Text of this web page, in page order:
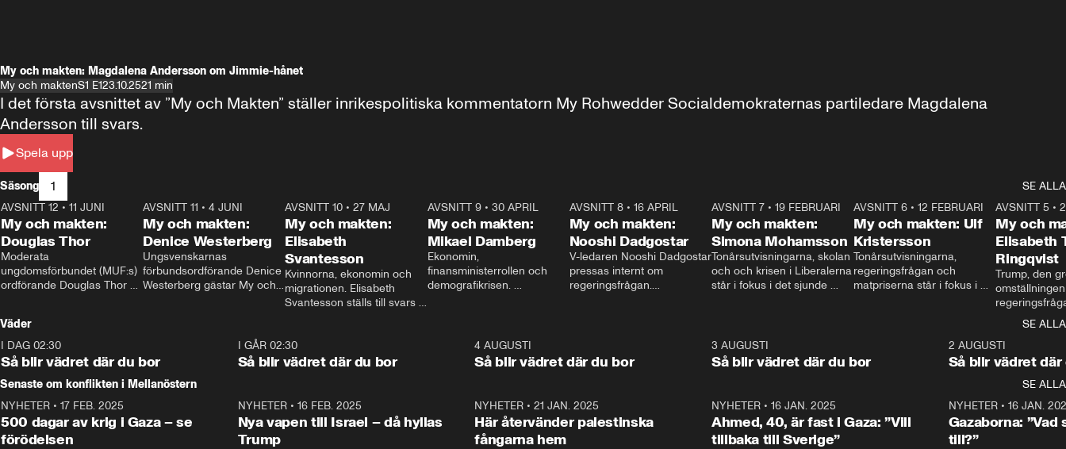
My och makten: Magdalena Andersson om Jimmie-hånet
My och maktenS1 E123.10.2521 min
Spela upp
I det första avsnittet av ”My och Makten” ställer inrikespolitiska kommentatorn My Rohwedder Socialdemokraternas partiledare Magdalena
Andersson till svars.
Säsong 1
SE ALLA
26:27
AVSNITT 12 • 11 JUNI
My och makten:
Douglas Thor
Moderata
ungdomsförbundet (MUF:s)
ordförande Douglas Thor
tonårsutvisningarna och hur
Moderaterna ska locka
väljare till valet i höst.
23:40
AVSNITT 11 •4 JUNI
My och makten:
Denice Westerberg
Ungsvenskarnas
förbundsordförande Denice
Westerberg gästar My och
AVSNITT 10 •27 MAJ
My och makten:
Elisabeth
Svantesson
Kvinnorna, ekonomin och
migrationen. Elisabeth
Svantesson ställs till svars
AVSNITT 9• 30 APRIL
My och makten:
Mikael Damberg
Ekonomin,
finansministerrollen och
demografikrisen.
och Makten.
AVSNITT 8• 16 APRIL
My och makten:
Nooshi Dadgostar
V-ledaren Nooshi Dadgostar
pressas internt om
regeringsfrågan.
– Vi ställer upp i val. Ska vi
vara med så sitter vi förstås
24:30
AVSNITT 7• 19 FEBRUARI
My och makten:
Simona Mohamsson
Tonårsutvisningarna, skolan
och och krisen i Liberalerna
står i fokus i det sjunde
kommentator My
Rohwedder ställer
utbildnings- och
Mohamsson till svars.
27:30
AVSNITT 6 •12 FEBRUARI
My och makten: Ulf
Kristersson
Tonårsutvisningarna,
regeringsfrågan och
matpriserna står i fokus i
Rohwedder ställer
statsminister Ulf Kristersson
AVSNITT 5 •
My och
Elisabeth
Ringqvist
Trump, den
centrum i
avsnittet av
Makten”. Se
Aftonbladets
Rohwedder
Thand Ring
Väder
SE ALLA
I DAG 02:30
Så blir vädret där du bor
1:06
I GÅR 02:30
Så blir vädret där du bor
4 AUGUSTI
Så blir vädret där du bor
3 AUGUSTI
Så blir vädret där du bor
2 AUGUSTI
Så blir vädret där
Senaste om konflikten i Mellanöstern
SE ALLA
NYHETER • 17 FEB. 2025
500 dagar av krig i Gaza – se
förödelsen
NYHETER• 16 FEB. 2025
Nya vapen till Israel – då hyllas
Trump
NYHETER •21 JAN. 2025
Här återvänder palestinska
fångarna hem
NYHETER• 16 JAN. 2025
Ahmed, 40, är fast i Gaza: ”Vill
tillbaka till Sverige”
NYHETER• 16 JAN.
Gazaborna:
till?”